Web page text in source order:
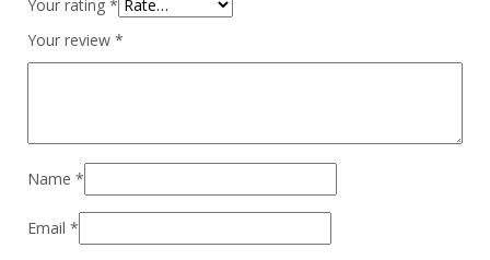
Your rating *
Your review *
Name *
Email *